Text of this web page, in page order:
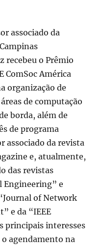
associado da
recebeu o Prêmio
ComSoc América
organização de
de computação
borda, além de
de programa
associado da revista
e, atualmente,
das revistas
Engineering” e
of Network
e da “IEEE
principais interesses
o agendamento na